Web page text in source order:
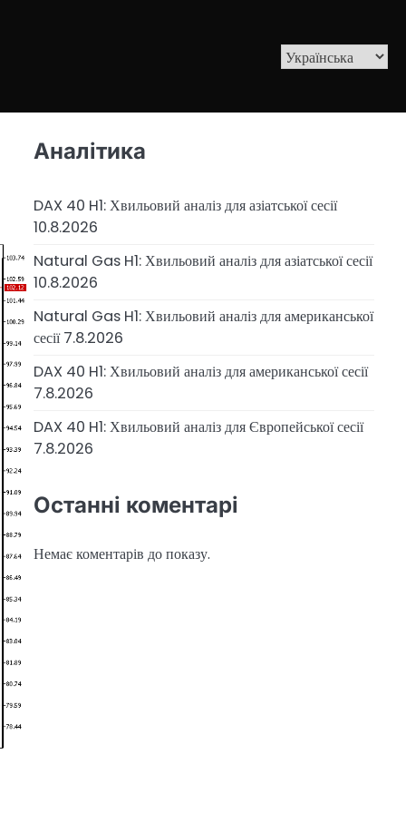
Аналітика
DAX 40 H1: Хвильовий аналіз для азіатської сесії
10.8.2026
Natural Gas H1: Хвильовий аналіз для азіатської сесії
10.8.2026
Natural Gas H1: Хвильовий аналіз для американської
сесії 7.8.2026
DAX 40 H1: Хвильовий аналіз для американської сесії
7.8.2026
DAX 40 H1: Хвильовий аналіз для Європейської сесії
7.8.2026
Останні коментарі
Немає коментарів до показу.